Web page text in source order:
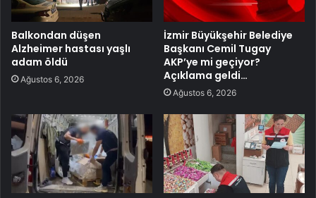
Balkondan düşen
Alzheimer hastası yaşlı
adam öldü
Ağustos 6, 2026
İzmir Büyükşehir Belediye
Başkanı Cemil Tugay
AKP’ye mi geçiyor?
Açıklama geldi…
Ağustos 6, 2026